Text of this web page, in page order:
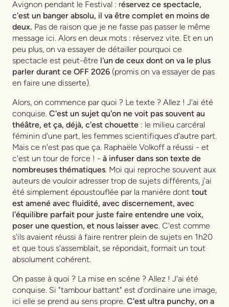
Avignon pendant le Festival : réservez ce spectacle,
c'est un banger absolu, il va être complet en moins de
deux. Pas de raison que je ne fasse pas passer le même
message ici. Alors en deux mots : réservez vite. Et en un
peu plus, on va essayer de détailler pourquoi ce
spectacle est peut-être l'un de ceux dont on va le plus
parler durant ce OFF 2026 (promis on va essayer de pas
en faire une disserte).
Alors, on commence par quoi ? Le texte ? Allez ! J'ai été
conquise. C'est un sujet qu'on ne voit pas souvent au
théâtre, et ça, déjà, c'est chouette : le milieu carcéral
féminin d'une part, les femmes scientifiques d'autre part.
Mais ce n'est pas que ça. Raphaële Volkoff a réussi - et
c'est un tour de force ! - à infuser dans son texte de
nombreuses thématiques. Moi qui reproche souvent aux
auteurs de vouloir adresser trop de sujets différents, j'ai
été simplement époustouflée par la manière dont tout
est amené avec fluidité, avec discernement, avec
l'équilibre parfait pour juste faire entendre une voix,
poser une question, et nous laisser avec. C'est comme
s'ils avaient réussi à faire rentrer plein de sujets en 1h20
et que tous s'assemblait, se répondait, formait un tout
absolument cohérent.
On passe à quoi ? La mise en scène ? Allez ! J'ai été
conquise. Si "tambour battant" est d'ordinaire une image,
ici elle se prend au sens propre. C'est ultra punchy, on a